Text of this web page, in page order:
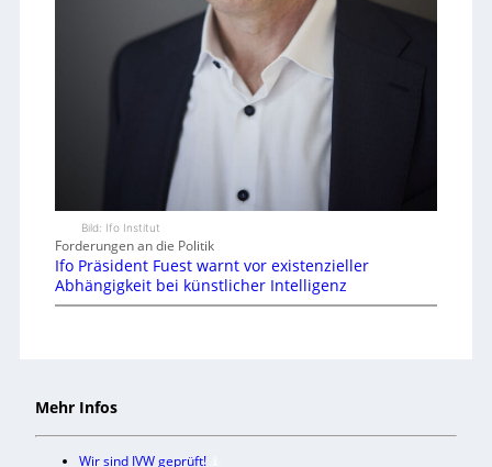
Bild: Ifo Institut
Forderungen an die Politik
Ifo Präsident Fuest warnt vor existenzieller
Abhängigkeit bei künstlicher Intelligenz
Mehr Infos
Wir sind IVW geprüft!